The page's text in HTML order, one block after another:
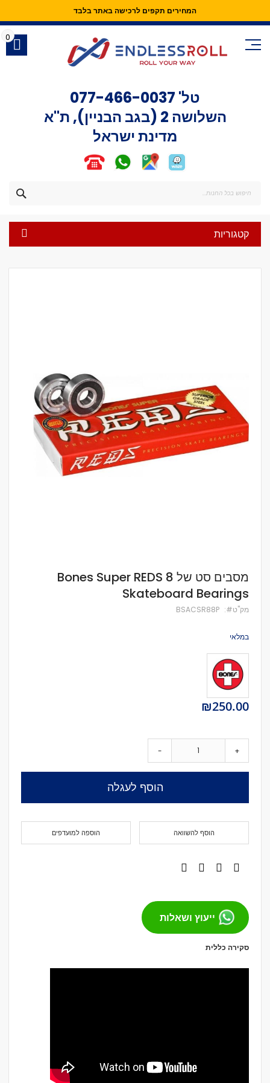
המחירים תקפים לרכישה באתר בלבד
Skip
Content
טל' 077-466-0037
השלושה 2 (בגב הבניין), ת"א
מדינת ישראל
0
קטגוריות
לדלג
להתחלה
של
גלריית
תמונות
מסבים סט של 8 Bones Super REDS
Skateboard Bearings
מק''ט BSACSR88P
במלאי
₪250.00
- +
הוסף לעגלה
הוספה למועדפים הוסף להשוואה
ייעוץ ושאלות
סקירה כללית